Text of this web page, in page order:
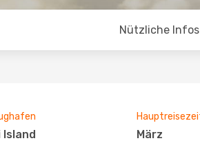
Nützliche Infos
Island März